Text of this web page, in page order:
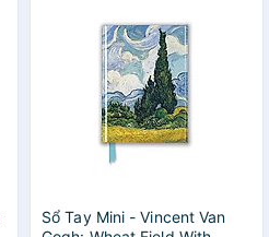
Sổ Tay Mini - Vincent Van